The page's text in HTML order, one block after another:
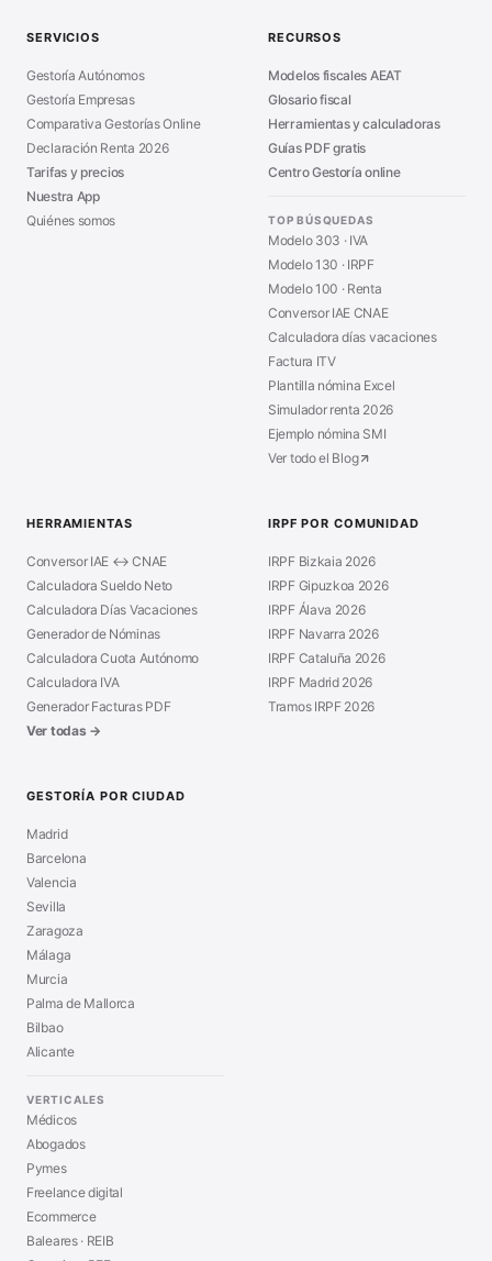
■Asesoría en Madrid
SERVICIOS
Gestoría Autónomos
Gestoría Empresas
Comparativa Gestorías Online
Declaración Renta 2026
Tarifas y precios
Nuestra App
Quiénes somos
RECURSOS
Modelos fiscales AEAT
Glosario fiscal
Herramientas y calculadoras
Guías PDF gratis
Centro Gestoría online
TOP BÚSQUEDAS
Modelo 303 · IVA
Modelo 130 · IRPF
Modelo 100 · Renta
Conversor IAE CNAE
Calculadora días vacaciones
Factura ITV
Plantilla nómina Excel
Simulador renta 2026
Ejemplo nómina SMI
Ver todo el Blog
HERRAMIENTAS
Conversor IAE ↔ CNAE
Calculadora Sueldo Neto
Calculadora Días Vacaciones
Generador de Nóminas
Calculadora Cuota Autónomo
Calculadora IVA
Generador Facturas PDF
Ver todas →
IRPF POR COMUNIDAD
IRPF Bizkaia 2026
IRPF Gipuzkoa 2026
IRPF Álava 2026
IRPF Navarra 2026
IRPF Cataluña 2026
IRPF Madrid 2026
Tramos IRPF 2026
GESTORÍA POR CIUDAD
Madrid
Barcelona
Valencia
Sevilla
Zaragoza
Málaga
Murcia
Palma de Mallorca
Bilbao
Alicante
VERTICALES
Médicos
Abogados
Pymes
Freelance digital
Ecommerce
Baleares · REIB